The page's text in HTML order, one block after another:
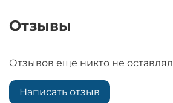
Отзывы
Отзывов еще никто не оставлял
Написать отзыв